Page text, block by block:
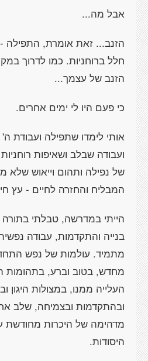
אבל מה...
הזנב... זאת אומרת, התפילה
חלל ברוחניות. כמו לדרוך
הזנב של עצמך...
כי פעם היו לי ימים אחרים.
אותי לימדו שתפילה ועבודת ה'
ועבודה שבלב ושאיפות
של נפילה ותהום וייאוש שלא
המבליח והחזרה לחיים - עץ
הייתי במדרשה, טבלתי בתורה
בנייה והתקדמות, עבודה
מתמיד. עולמות של נפש
מחדש, בטוב וברע, בתהומות
העלייה ממנו, במצולות היגון
ובהתקדמות ובצמיחה, שלב
מדהימה של היכרות
היסודות.